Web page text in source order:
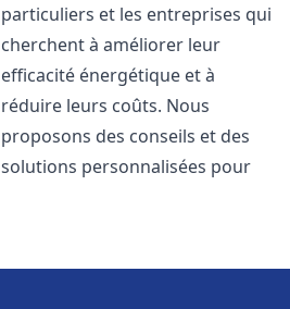
particuliers et les entreprises qui
cherchent à améliorer leur
efficacité énergétique et à
réduire leurs coûts. Nous
proposons des conseils et des
solutions personnalisées pour